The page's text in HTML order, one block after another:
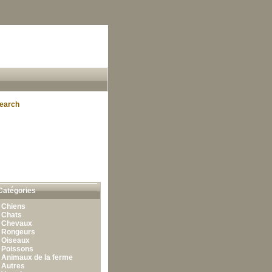
Chiens
Chats
Chevaux
Rongeurs
Oiseaux
Poissons
Animaux de la ferme
Autres